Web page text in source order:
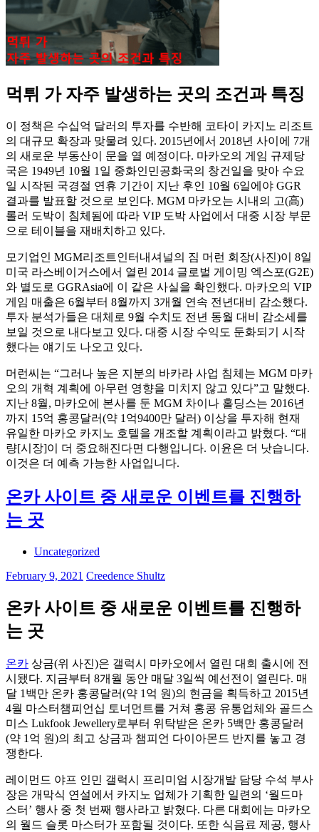
먹튀 가 자주 발생하는 곳의 조건과 특징
이 정책은 수십억 달러의 투자를 수반해 코타이 카지노 리조트
의 대규모 확장과 맞물려 있다. 2015년에서 2018년 사이에 7개
의 새로운 부동산이 문을 열 예정이다. 마카오의 게임 규제당
국은 1949년 10월 1일 중화인민공화국의 창건일을 맞아 수요
일 시작된 국경절 연휴 기간이 지난 후인 10월 6일에야 GGR
결과를 발표할 것으로 보인다. MGM 마카오는 시내의 고(高)
롤러 도박이 침체됨에 따라 VIP 도박 사업에서 대중 시장 부문
으로 테이블을 재배치하고 있다.
모기업인 MGM리조트인터내셔널의 짐 머런 회장(사진)이 8일
미국 라스베이거스에서 열린 2014 글로벌 게이밍 엑스포(G2E)
와 별도로 GGRAsia에 이 같은 사실을 확인했다. 마카오의 VIP
게임 매출은 6월부터 8월까지 3개월 연속 전년대비 감소했다.
투자 분석가들은 대체로 9월 수치도 전년 동월 대비 감소세를
보일 것으로 내다보고 있다. 대중 시장 수익도 둔화되기 시작
했다는 얘기도 나오고 있다.
머런씨는 “그러나 높은 지분의 바카라 사업 침체는 MGM 마카
오의 개혁 계획에 아무런 영향을 미치지 않고 있다”고 말했다.
지난 8월, 마카오에 본사를 둔 MGM 차이나 홀딩스는 2016년
까지 15억 홍콩달러(약 1억9400만 달러) 이상을 투자해 현재
유일한 마카오 카지노 호텔을 개조할 계획이라고 밝혔다. “대
량[시장]이 더 중요해진다면 다행입니다. 이윤은 더 낫습니다.
이것은 더 예측 가능한 사업입니다.
온카 사이트 중 새로운 이벤트를 진행하
는 곳
Uncategorized
February 9, 2021 Creedence Shultz
온카 사이트 중 새로운 이벤트를 진행하
는 곳
온카 상금(위 사진)은 갤럭시 마카오에서 열린 대회 출시에 전
시됐다. 지금부터 8개월 동안 매달 3일씩 예선전이 열린다. 매
달 1백만 온카 홍콩달러(약 1억 원)의 현금을 획득하고 2015년
4월 마스터챔피언십 토너먼트를 거쳐 홍콩 유통업체와 골드스
미스 Lukfook Jewellery로부터 위탁받은 온카 5백만 홍콩달러
(약 1억 원)의 최고 상금과 챔피언 다이아몬드 반지를 놓고 경
쟁한다.
레이먼드 야프 인민 갤럭시 프리미엄 시장개발 담당 수석 부사
장은 개막식 연설에서 카지노 업체가 기획한 일련의 ‘월드마
스터’ 행사 중 첫 번째 행사라고 밝혔다. 다른 대회에는 마카오
의 월드 슬롯 마스터가 포함될 것이다. 또한 식음료 제공, 행사